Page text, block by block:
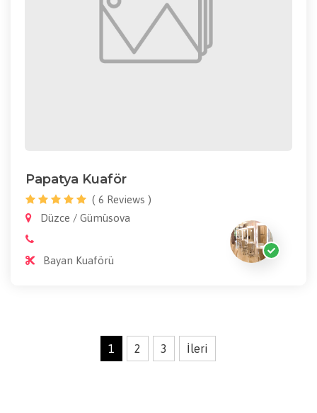
Papatya Kuaför
( 6 Reviews )
Düzce / Gümüsova
Bayan Kuaförü
1 2 3 İleri